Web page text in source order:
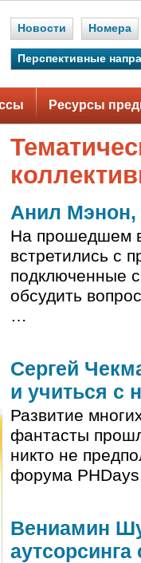
Новости Номера
Перспективные
Ресурсы
Анил
На прошедшем
встретились с
подключенные
обсудить
…
Сергей
и учиться с
Развитие
фантасты
никто не
форума
Вениамин